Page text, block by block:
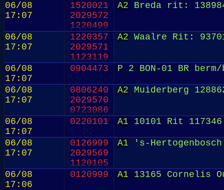
06/08
17:07
1520021
2029572
1220499
A2 Breda rit:
06/08
17:07
1220357
2029571
1123119
A2 Waalre Rit:
06/08
17:07
0904473 P 2 BON-01 BR
06/08
17:07
0806240
2029570
0723086
A2 Muiderberg
06/08
17:07
0220101 A1 10101 Rit
06/08
17:07
0126999
2029569
1120105
A1 's-
06/08
17:06
0120999 A1 13165 Cornelis